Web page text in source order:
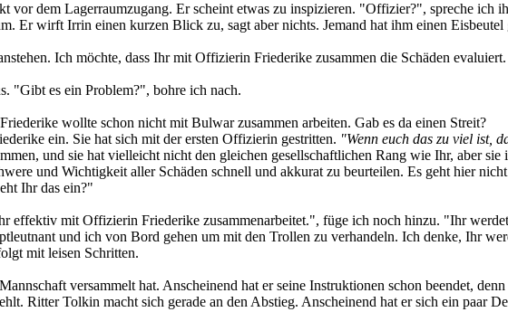
dem Lagerraumzugang. Er scheint etwas zu inspizieren. "Offizier?", spreche ich
Er wirft Irrin einen kurzen Blick zu, sagt aber nichts. Jemand hat ihm einen
Ich möchte, dass Ihr mit Offizierin Friederike zusammen die Schäden
"Gibt es ein Problem?", bohre ich nach.
wollte schon nicht mit Bulwar zusammen arbeiten. Gab es da einen Streit?
ein. Sie hat sich mit der ersten Offizierin gestritten. "Wenn euch das zu viel ist,
und sie hat vielleicht nicht den gleichen gesellschaftlichen Rang wie Ihr, aber
und Wichtigkeit aller Schäden schnell und akkurat zu beurteilen. Es geht hier
Ihr das ein?"
effektiv mit Offizierin Friederike zusammenarbeitet.", füge ich noch hinzu. "Ihr
und ich von Bord gehen um mit den Trollen zu verhandeln. Ich denke, Ihr
mit leisen Schritten.
versammelt hat. Anscheinend hat er seine Instruktionen schon beendet,
Ritter Tolkin macht sich gerade an den Abstieg. Anscheinend hat er sich ein paar